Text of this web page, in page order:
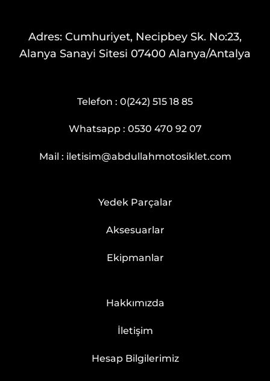
Adres: Cumhuriyet, Necipbey Sk. No:23,
Alanya Sanayi Sitesi 07400 Alanya/Antalya
Telefon : 0(242) 515 18 85
Whatsapp : 0530 470 92 07
Mail : iletisim@abdullahmotosiklet.com
Yedek Parçalar
Aksesuarlar
Ekipmanlar
Hakkımızda
İletişim
Hesap Bilgilerimiz